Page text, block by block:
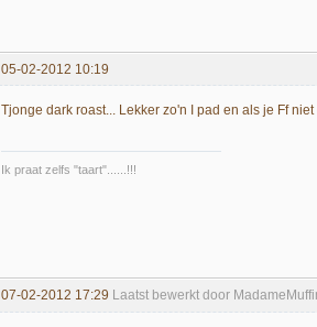
05-02-2012 10:19
Tjonge dark roast... Lekker zo'n I pad en als je Ff niet
Ik praat zelfs "taart"......!!!
07-02-2012 17:29 Laatst bewerkt door